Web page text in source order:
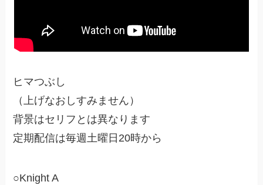
ヒマつぶし
（上げなおしすみません）
背景はセリフとは異なります
定期配信は毎週土曜日20時から
○Knight A